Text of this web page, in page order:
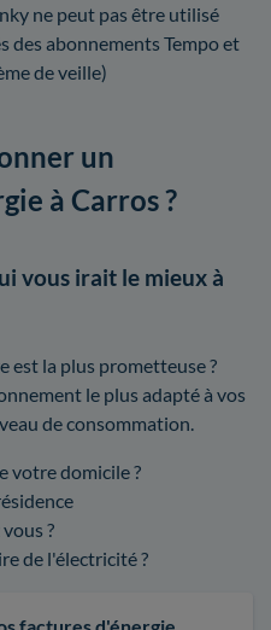
ne peut pas être utilisé
des abonnements Tempo et
de veille)
un
à Carros ?
vous irait le mieux à
la plus prometteuse ?
le plus adapté à vos
de consommation.
votre domicile ?
?
de l'électricité ?